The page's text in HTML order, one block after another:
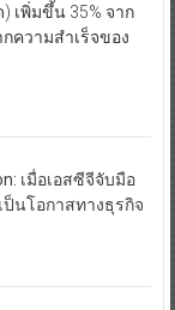
เพิ่มขึ้น 35% จาก
ความสำเร็จของ
เมื่อเอสซีจีจับมือ
ป็นโอกาสทางธุรกิจ